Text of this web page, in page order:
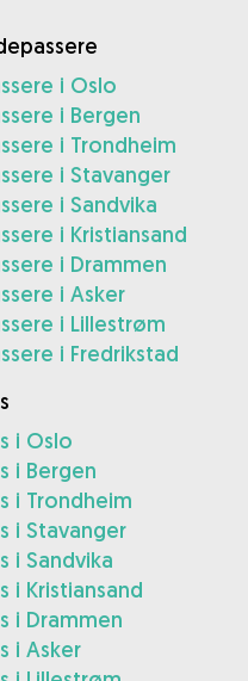
i Oslo
i Bergen
i Trondheim
i Stavanger
i Sandvika
i Kristiansand
i Drammen
i Asker
i Lillestrøm
i Fredrikstad
i Oslo
i Bergen
i Trondheim
i Stavanger
i Sandvika
i Kristiansand
i Drammen
i Asker